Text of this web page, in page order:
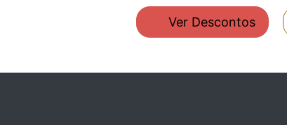
Ver Descontos